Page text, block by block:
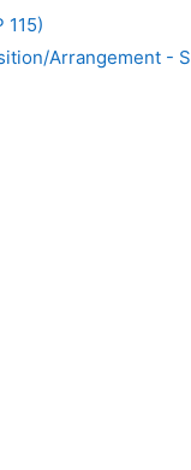
115)
Arrangement -